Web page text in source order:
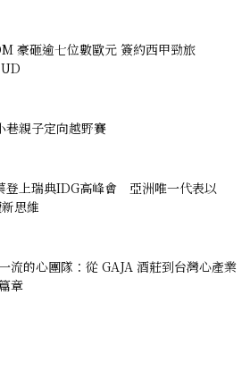
豪砸逾七位數歐元 簽約西甲勁旅
巷親子定向越野賽
登上瑞典IDG高峰會 亞洲唯一代表以
思維
流的心團隊：從 GAJA 酒莊到台灣心產業
章